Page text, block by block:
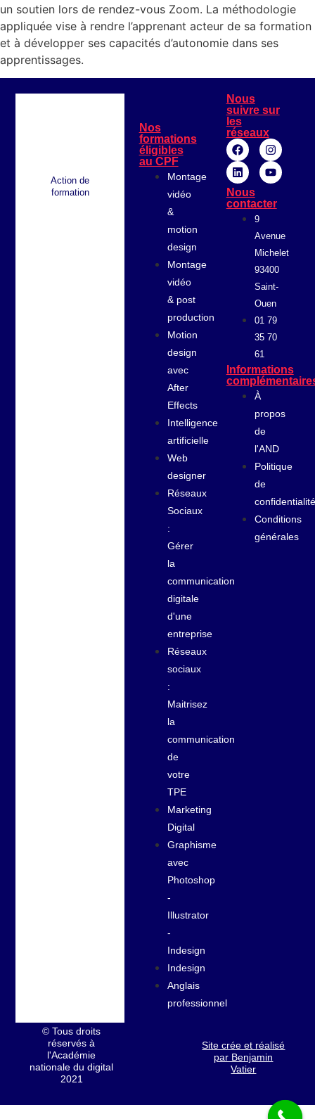
un soutien lors de rendez-vous Zoom. La méthodologie
appliquée vise à rendre l’apprenant acteur de sa formation
et à développer ses capacités d’autonomie dans ses
apprentissages.
Action de
formation
Nos
formations
éligibles
au CPF
Montage
vidéo
&
motion
design
Montage
vidéo
& post
production
Motion
design
avec
After
Effects
Intelligence
artificielle
Web
designer
Réseaux
Sociaux
:
Gérer
la
communication
digitale
d'une
entreprise
Réseaux
sociaux
:
Maitrisez
la
communication
de
votre
TPE
Marketing
Digital
Graphisme
avec
Photoshop
-
Illustrator
-
Indesign
Indesign
Anglais
professionnel
Nous
suivre sur
les
réseaux
Nous
contacter
9
Avenue
Michelet
93400
Saint-
Ouen
01 79
35 70
61
Informations
À
propos
de
l'AND
Politique
de
confidentialité
Conditions
générales
© Tous droits
réservés à
l'Académie
nationale du digital
2021
Site crée et réalisé
par Benjamin
Vatier